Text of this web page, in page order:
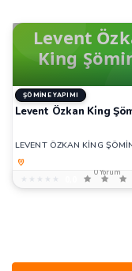
ŞÖMINE YAPIMI
Levent Özkan Ki̇ng
LEVENT ÖZKAN KİNG
★★★★★
★★★★★
0 Yorum